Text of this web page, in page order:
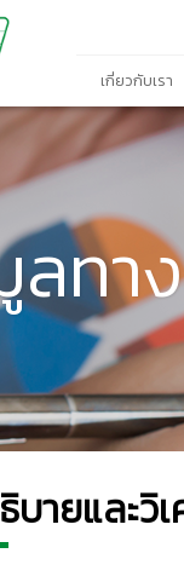
ทา
บายและวิ
เกี่ยวกับเรา